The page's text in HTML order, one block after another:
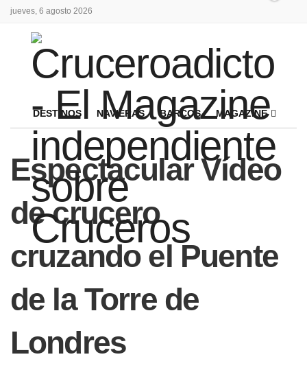
jueves, 6 agosto 2026
DESTINOS NAVIERAS BARCOS MAGAZINE
Espectacular Vídeo
de crucero
cruzando el Puente
de la Torre de
Londres